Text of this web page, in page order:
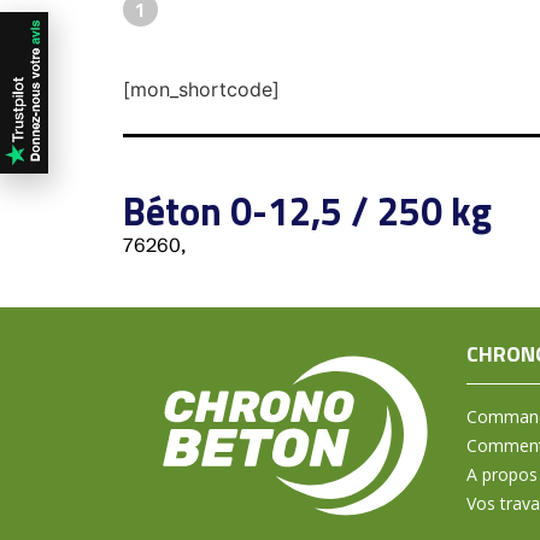
1
[mon_shortcode]
Béton 0-12,5 / 250 kg
76260,
A propos
Vos